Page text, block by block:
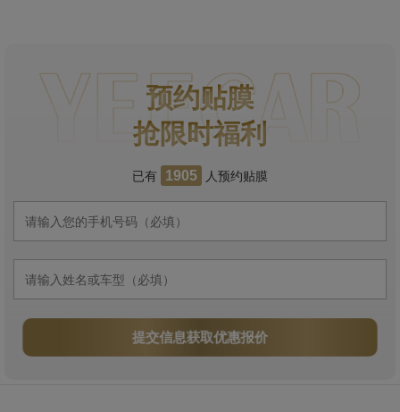
预约贴膜
抢限时福利
已有 1905 人预约贴膜
提交信息获取优惠报价